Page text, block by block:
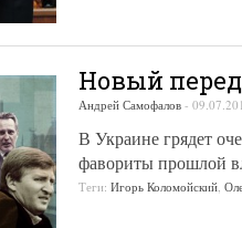
Новый
Андрей Самофалов -
В Украине грядет
фавориты прошлой
Теги: Игорь Коломойский